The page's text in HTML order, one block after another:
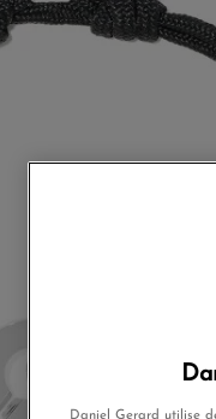
Daniel Gerard utilise